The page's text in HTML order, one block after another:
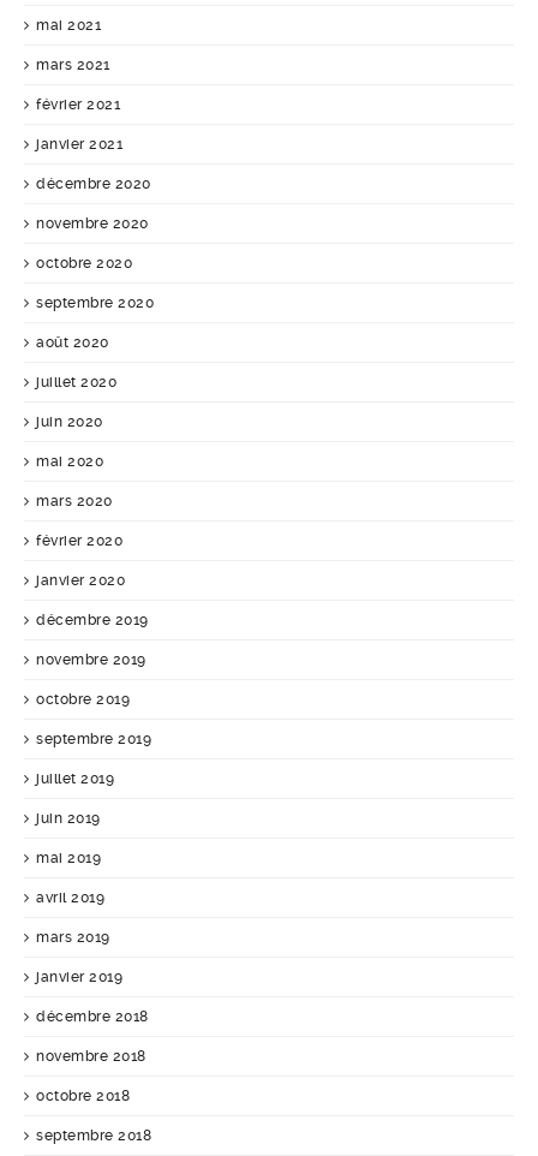
mai 2021
mars 2021
février 2021
janvier 2021
décembre 2020
novembre 2020
octobre 2020
septembre 2020
août 2020
juillet 2020
juin 2020
mai 2020
mars 2020
février 2020
janvier 2020
décembre 2019
novembre 2019
octobre 2019
septembre 2019
juillet 2019
juin 2019
mai 2019
avril 2019
mars 2019
janvier 2019
décembre 2018
novembre 2018
octobre 2018
septembre 2018